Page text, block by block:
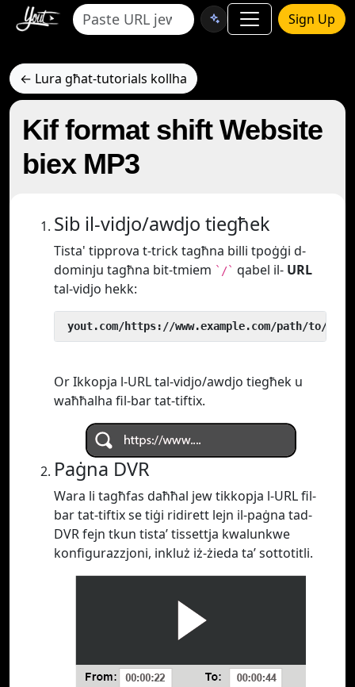
Sign Up
← Lura għat-tutorials kollha
Kif format shift Website
biex MP3
Sib il-vidjo/awdjo tiegħek
Tista' tipprova t-trick tagħna billi tpoġġi d-
dominju tagħna bit-tmiem `/` qabel il- URL
tal-vidjo hekk:
yout.com/https://www.example.com/path/to/
Or Ikkopja l-URL tal-vidjo/awdjo tiegħek u
waħħalha fil-bar tat-tiftix.
Paġna DVR
Wara li tagħfas daħħal jew tikkopja l-URL fil-
bar tat-tiftix se tiġi ridirett lejn il-paġna tad-
DVR fejn tkun tista’ tissettja kwalunkwe
konfigurazzjoni, inkluż iż-żieda ta’ sottotitli.